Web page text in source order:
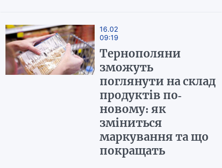
16.02
09:19
Тернополяни
зможуть
поглянути на склад
продуктів по-
новому: як
зміниться
маркування та що
покращать